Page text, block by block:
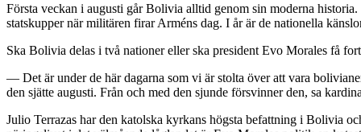
Första veckan i augusti går Bolivia alltid genom sin moderna
statskupper när militären firar Arméns dag. I år är de nationella
Ska Bolivia delas i två nationer eller ska president Evo Morales få
— Det är under de här dagarna som vi är stolta över att vara
den sjätte augusti. Från och med den sjunde försvinner den, sa
Julio Terrazas har den katolska kyrkans högsta befattning i Bolivia